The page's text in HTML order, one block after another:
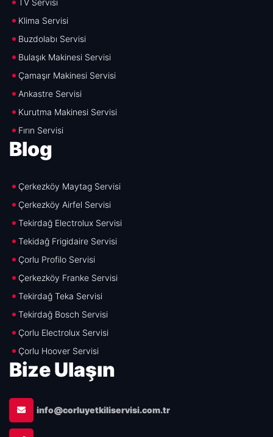
TV Servisi
Klima Servisi
Buzdolabı Servisi
Bulaşık Makinesi Servisi
Çamaşır Makinesi Servisi
Ankastre Servisi
Kurutma Makinesi Servisi
Fırın Servisi
Blog
Çerkezköy Maytag Servisi
Çerkezköy Airfel Servisi
Tekirdağ Electrolux Servisi
Tekidağ Frigidaire Servisi
Çorlu Profilo Servisi
Çerkezköy Franke Servisi
Tekirdağ Teka Servisi
Tekirdağ Bosch Servisi
Çorlu Electrolux Servisi
Çorlu Hoover Servisi
Bize Ulaşın
info@corluyetkiliservisi.com.tr